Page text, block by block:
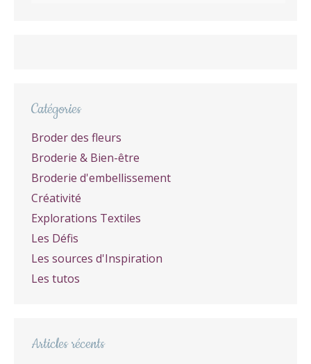
Catégories
Broder des fleurs
Broderie & Bien-être
Broderie d'embellissement
Créativité
Explorations Textiles
Les Défis
Les sources d'Inspiration
Les tutos
Articles récents